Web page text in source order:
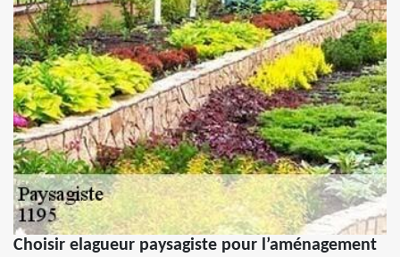
Choisir elagueur paysagiste pour l’aménagement